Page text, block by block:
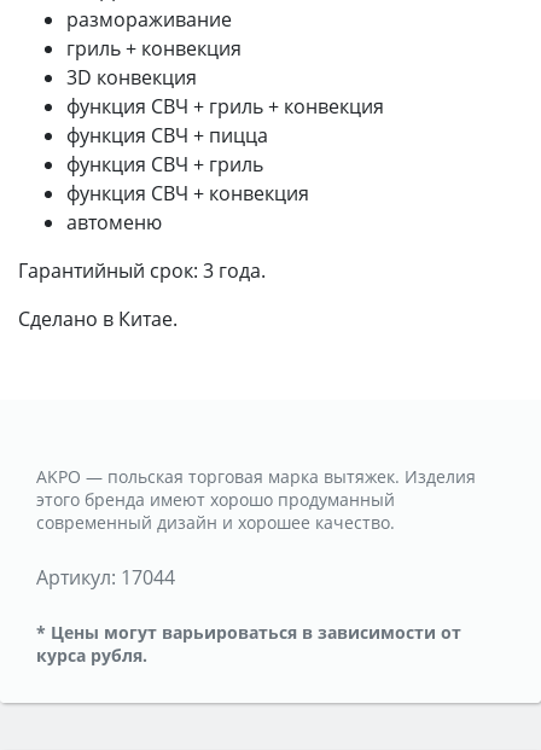
размораживание
гриль + конвекция
3D конвекция
функция СВЧ + гриль + конвекция
функция СВЧ + пицца
функция СВЧ + гриль
функция СВЧ + конвекция
автоменю
Гарантийный срок: 3 года.
Сделано в Китае.
AKPO — польская торговая марка вытяжек. Изделия
этого бренда имеют хорошо продуманный
современный дизайн и хорошее качество.
Артикул: 17044
* Цены могут варьироваться в зависимости от
курса рубля.